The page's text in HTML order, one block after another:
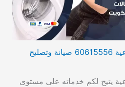
فني تصليح غسالات الضباعية 60615556 صيانة وتصليح
يتيح لكم خدماته على مستوى